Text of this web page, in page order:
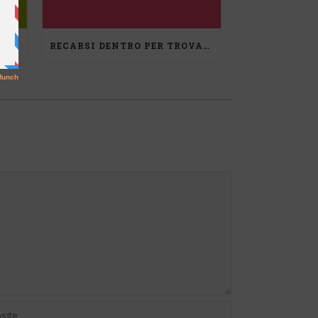
RECARSI DENTRO PER TROVARE NUOVO SPAZIO, UN PERCORSO DI MEDIAZIONE